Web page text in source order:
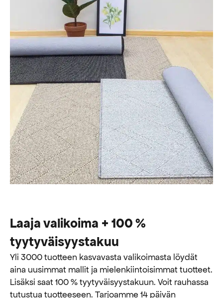
Laaja valikoima + 100 %
tyytyväisyystakuu
Yli 3000 tuotteen kasvavasta valikoimasta löydät
aina uusimmat mallit ja mielenkiintoisimmat tuotteet.
Lisäksi saat 100 % tyytyväisyystakuun. Voit rauhassa
tutustua tuotteeseen. Tarjoamme 14 päivän